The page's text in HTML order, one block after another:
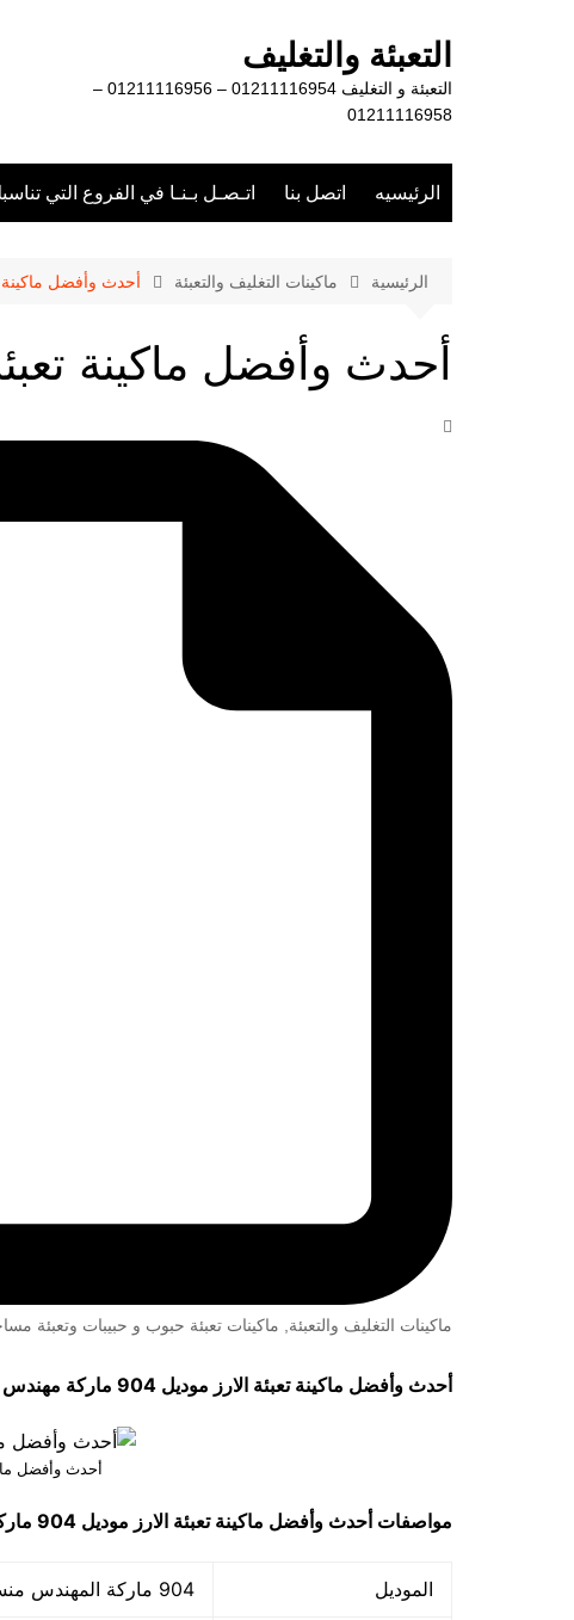
التعبئة والتغليف
التعبئة و التغليف 01211116954 – 01211116956 –
01211116958
الرئيسيه اتصل بنا اتـصـل بـنـا في الفروع التي
الرئيسية ماكينات التغليف والتعبئة أحدث وأفضل ماكينة
أحدث وأفضل ماكينة
ماكينات التغليف والتعبئة ماكينات تعبئة حبوب و حبيبات وتعبئة
أحدث وأفضل ماكينة تعبئة الارز موديل 904 ماركة مهندس مــنسى
أحدث وأفضل
مواصفات أحدث وأفضل ماكينة تعبئة الارز موديل 904 ماركة مهندس مــنـسى
الموديل 904 ماركة المهندس منســى